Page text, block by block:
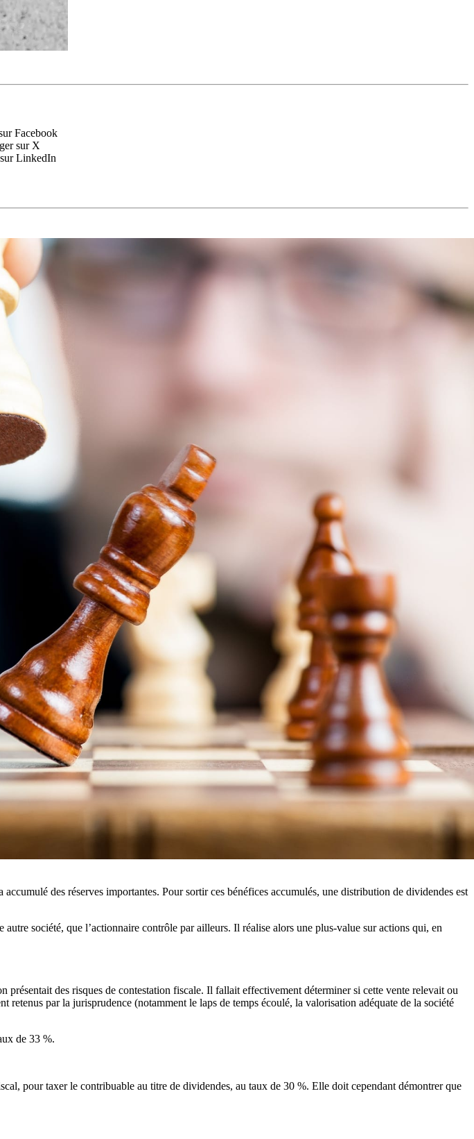
Facebook
sur X
LinkedIn
des réserves importantes. Pour sortir ces bénéfices accumulés, une distribution de dividendes est
société, que l’actionnaire contrôle par ailleurs. Il réalise alors une plus-value sur actions qui, en
présentait des risques de contestation fiscale. Il fallait effectivement déterminer si cette vente relevait ou
par la jurisprudence (notamment le laps de temps écoulé, la valorisation adéquate de la société
de 33 %.
pour taxer le contribuable au titre de dividendes, au taux de 30 %. Elle doit cependant démontrer que